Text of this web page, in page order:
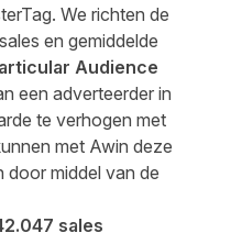
We richten de
en gemiddelde
Audience
een adverteerder in
te verhogen met
met Awin deze
middel van de
sales